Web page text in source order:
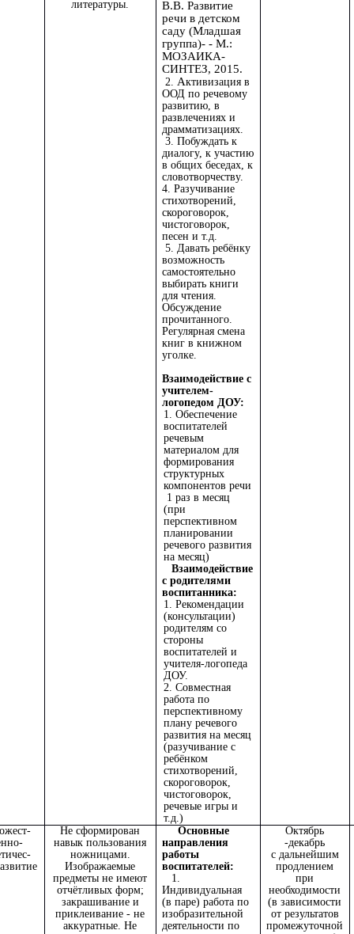
литературы.
В.В. Развитие
речи в детском
саду (Младшая
группа)- - М.:
МОЗАИКА-
СИНТЕЗ, 2015.
2. Активизация в
ООД по речевому
развитию, в
развлечениях и
драмматизациях.
3. Побуждать к
диалогу, к участию
в общих беседах, к
словотворчеству.
4. Разучивание
стихотворений,
скороговорок,
чистоговорок,
песен и т.д.
5. Давать ребёнку
возможность
самостоятельно
выбирать книги
для чтения.
Обсуждение
прочитанного.
Регулярная смена
книг в книжном
уголке.
Взаимодействие с
учителем-
логопедом ДОУ:
1. Обеспечение
воспитателей
речевым
материалом для
формирования
структурных
компонентов речи
1 раз в месяц
(при
перспективном
планировании
речевого развития
на месяц)
Взаимодействие
с родителями
воспитанника:
1. Рекомендации
(консультации)
родителям со
стороны
воспитателей и
учителя-логопеда
ДОУ.
2. Совместная
работа по
перспективному
плану речевого
развития на месяц
(разучивание с
ребёнком
стихотворений,
скороговорок,
чистоговорок,
речевые игры и
т.д.)
Не сформирован
навык пользования
ножницами.
Изображаемые
предметы не имеют
отчётливых форм;
закрашивание и
приклеивание - не
аккуратные. Не
Основные
направления
работы
воспитателей:
1.
Индивидуальная
(в паре) работа по
изобразительной
деятельности по
Октябрь
-декабрь
с дальнейшим
продлением
при
необходимости
(в зависимости
от результатов
промежуточной